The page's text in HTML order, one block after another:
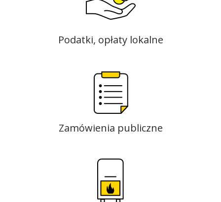
Podatki, opłaty lokalne
Zamówienia publiczne